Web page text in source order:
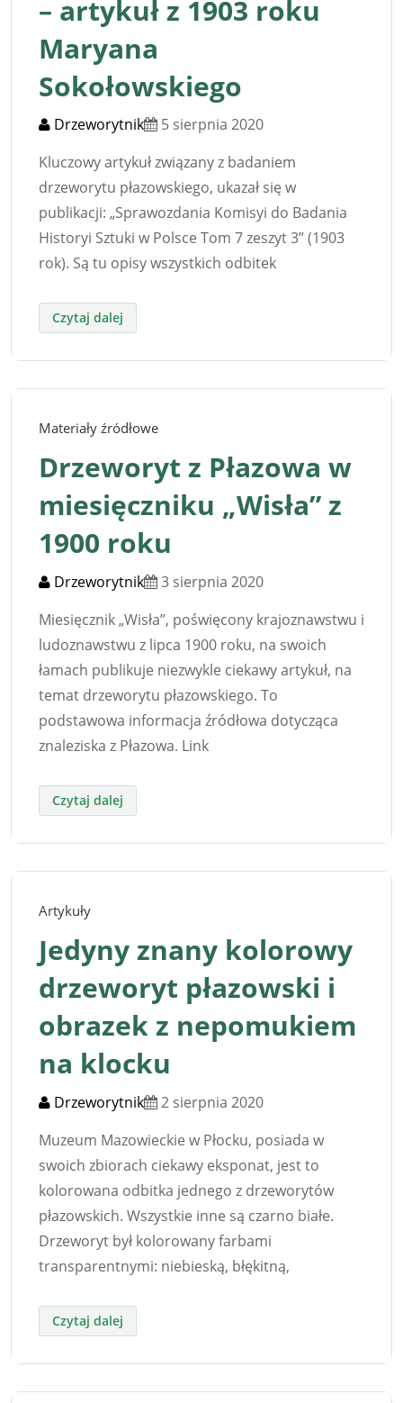
– artykuł z 1903 roku
Maryana
Sokołowskiego
Drzeworytnik
5 sierpnia 2020
Kluczowy artykuł związany z badaniem
drzeworytu płazowskiego, ukazał się w
publikacji: „Sprawozdania Komisyi do Badania
Historyi Sztuki w Polsce Tom 7 zeszyt 3” (1903
rok). Są tu opisy wszystkich odbitek
Materiały źródłowe
Drzeworyt z Płazowa w
miesięczniku „Wisła” z
1900 roku
Drzeworytnik
3 sierpnia 2020
Miesięcznik „Wisła”, poświęcony krajoznawstwu i
ludoznawstwu z lipca 1900 roku, na swoich
łamach publikuje niezwykle ciekawy artykuł, na
temat drzeworytu płazowskiego. To
podstawowa informacja źródłowa dotycząca
znaleziska z Płazowa. Link
Artykuły
Jedyny znany kolorowy
drzeworyt płazowski i
obrazek z nepomukiem
na klocku
Drzeworytnik
2 sierpnia 2020
Muzeum Mazowieckie w Płocku, posiada w
swoich zbiorach ciekawy eksponat, jest to
kolorowana odbitka jednego z drzeworytów
płazowskich. Wszystkie inne są czarno białe.
Drzeworyt był kolorowany farbami
transparentnymi: niebieską, błękitną,